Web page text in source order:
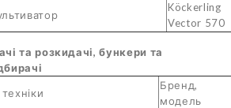
Köckerling
Vector 570
та розкидачі, бункери та
Бренд,
модель